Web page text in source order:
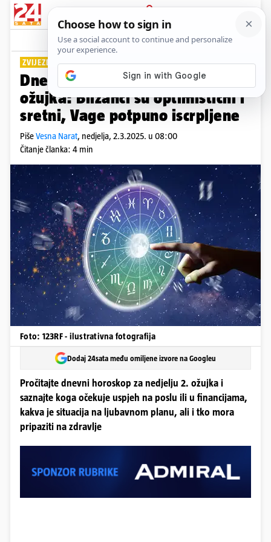
PRIJAVA
Lifestyle Komentari
ZVIJEZDE DONOSE...
Dnevni horoskop za nedjelju 2.
ožujka: Blizanci su optimistični i
sretni, Vage potpuno iscrpljene
PišeVesna Narat, nedjelja, 2.3.2025. u 08:00
Čitanje članka: 4 min
Foto: 123RF - ilustrativna fotografija
Dodaj 24sata među omiljene izvore na Googleu
Pročitajte dnevni horoskop za nedjelju 2. ožujka i
saznajte koga očekuje uspjeh na poslu ili u financijama,
kakva je situacija na ljubavnom planu, ali i tko mora
pripaziti na zdravlje